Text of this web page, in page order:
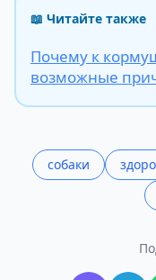
📖 Читайте также
Почему к
возможные
собаки